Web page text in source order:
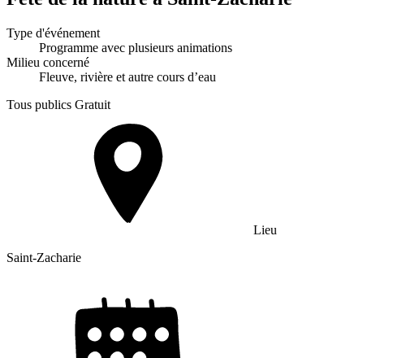
Type d'événement
Programme avec plusieurs animations
Milieu concerné
Fleuve, rivière et autre cours d’eau
Tous publics Gratuit
Lieu
Saint-Zacharie